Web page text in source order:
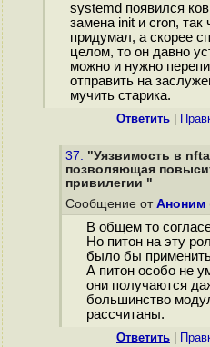
systemd появился
замена init и cron, так
придумал, а скорее
целом, то он давно
можно и нужно
отправить на
мучить старика.
Ответить
37. "Уязвимость в
позволяющая
привилегии "
Сообщение от Аноним
В общем то
Но питон на эту
было бы
А питон особо не
они получаются
большинство
рассчитаны.
Ответить